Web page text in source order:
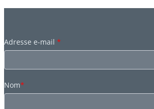
Adresse e-mail *
Nom*